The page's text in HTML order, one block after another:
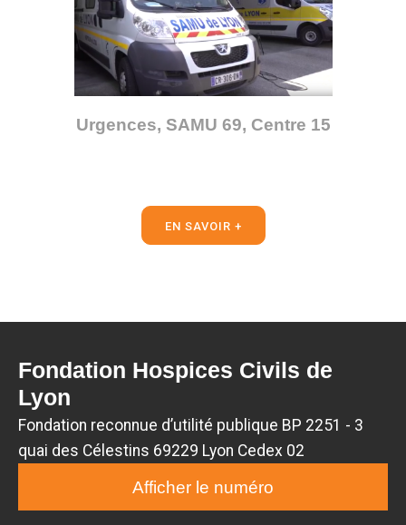
Urgences, SAMU 69, Centre 15
EN SAVOIR +
Fondation Hospices Civils de
Lyon
Fondation reconnue d’utilité publique BP 2251 - 3
quai des Célestins 69229 Lyon Cedex 02
Afficher le numéro